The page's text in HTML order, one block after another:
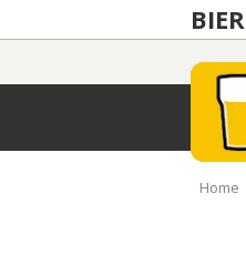
BIER
Home